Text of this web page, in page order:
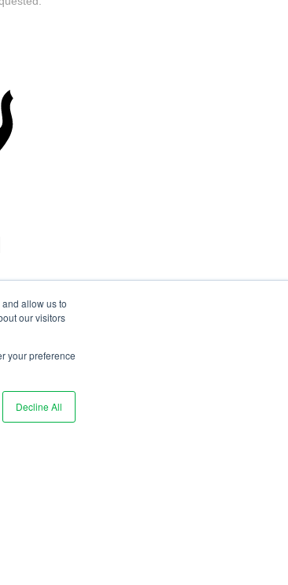
allow us to
our visitors
your preference
Decline All